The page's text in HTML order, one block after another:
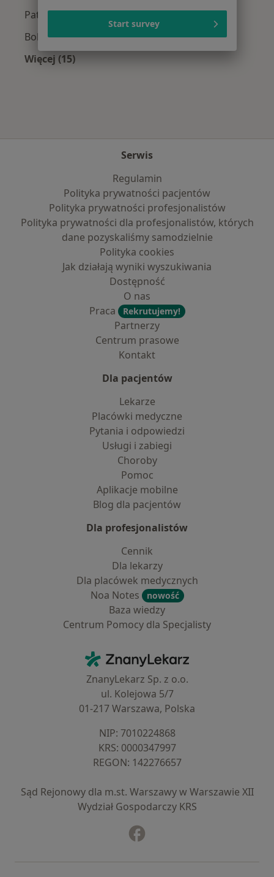
Patologia ciąży w Skórzewie
Bolesne miesiączkowanie w Skórzewie
Więcej (15)
Serwis
Regulamin
Polityka prywatności pacjentów
Polityka prywatności profesjonalistów
Polityka prywatności dla profesjonalistów, których
dane pozyskaliśmy samodzielnie
Polityka cookies
Jak działają wyniki wyszukiwania
Dostępność
O nas
Praca
Rekrutujemy!
Partnerzy
Centrum prasowe
Kontakt
Dla pacjentów
Lekarze
Placówki medyczne
Pytania i odpowiedzi
Usługi i zabiegi
Choroby
Pomoc
Aplikacje mobilne
Blog dla pacjentów
Dla profesjonalistów
Cennik
Dla lekarzy
Dla placówek medycznych
Noa Notes
nowość
Baza wiedzy
Centrum Pomocy dla Specjalisty
ZnanyLekarz - Strona główna
ZnanyLekarz Sp. z o.o.
ul. Kolejowa 5/7
01-217 Warszawa, Polska
NIP: ⁠7010224868
KRS: ⁠0000347997
REGON: ⁠142276657
Sąd Rejonowy dla m.st. Warszawy w Warszawie XII
Wydział Gospodarczy KRS
Start survey